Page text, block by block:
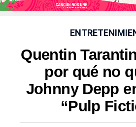
Quentin
por qué no
Johnny Depp
“Pulp